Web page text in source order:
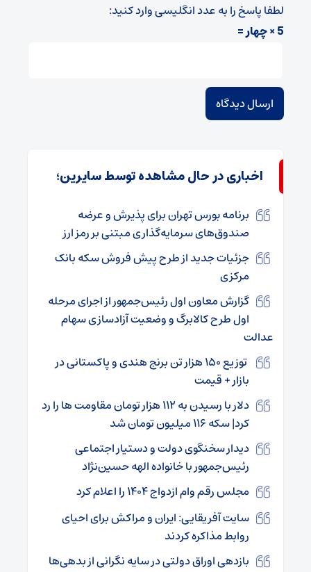
لطفا پاسخ را به عدد انگلیسی وارد کنید:
5 × چهار =
اخباری در حال مشاهده توسط سایرین؛
برنامه بورس تهران برای پذیرش و عرضه
صندوق‌های سرمایه‌گذاری مبتنی بر رمز ارز
جزئیات جدید از طرح پیش فروش سکه بانک
مرکزی
گزارش معاون اول رئیس‌جمهور از اجرای مرحله
اول طرح کالابرگ و وضعیت آزادسازی سهام
عدالت
توزیع ۱۵۰ هزار تن برنج هندی و پاکستانی در
بازار + قیمت
دلار با رسیدن به ۱۱۲ هزار تومان مقاومت ها را رد
کرد| سکه ۱۱۶ میلیون تومان شد
دیدار سخنگوی دولت و دستیار اجتماعی
رئیس‌جمهور با خانواده الهه حسین‌نژاد
مجلس رقم وام ازدواج ۱۴۰۴ را اعلام کرد
سایت آفریقایی: ایران و مراکش برای احیای
روابط مذاکره کردند
بازدهی اوراق دولتی در سایه نگرانی از بدهی‌ها